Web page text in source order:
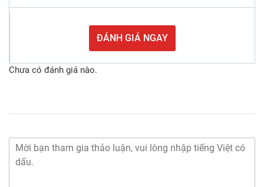
ĐÁNH GIÁ NGAY
Chưa có đánh giá nào.